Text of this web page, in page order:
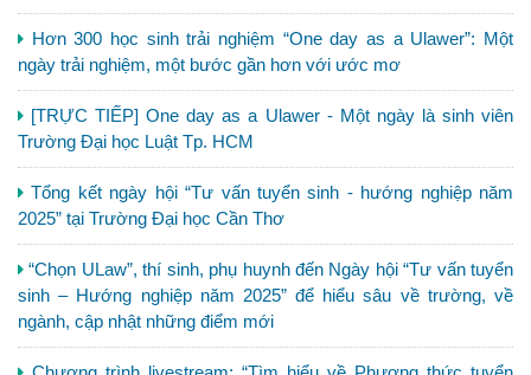
Hơn 300 học sinh trải nghiệm “One day as a Ulawer”: Một
ngày trải nghiệm, một bước gần hơn với ước mơ
[TRỰC TIẾP] One day as a Ulawer - Một ngày là sinh viên
Trường Đại học Luật Tp. HCM
Tổng kết ngày hội “Tư vấn tuyển sinh - hướng nghiệp năm
2025” tại Trường Đại học Cần Thơ
“Chọn ULaw”, thí sinh, phụ huynh đến Ngày hội “Tư vấn tuyển
sinh – Hướng nghiệp năm 2025” để hiểu sâu về trường, về
ngành, cập nhật những điểm mới